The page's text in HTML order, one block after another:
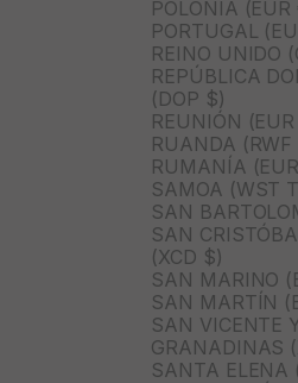
POLONIA (EUR
PORTUGAL
REINO UNIDO
REPÚBLICA
(DOP $)
REUNIÓN
RUANDA (RWF
RUMANÍA
SAMOA (WST
SAN
SAN
(XCD $)
SAN MARINO
SAN MARTÍN
SAN VICENTE
GRANADINAS
SANTA ELENA